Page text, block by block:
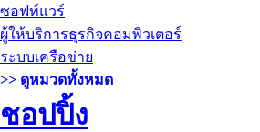
ซอฟท์แวร์
ผู้ให้บริการธุรกิจคอมพิวเตอร์
ระบบเครือข่าย
>> ดูหมวดทั้งหมด
ชอปปิ้ง